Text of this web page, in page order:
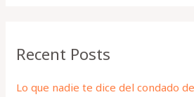
c
Recent Posts
Lo que nadie te dice del condado